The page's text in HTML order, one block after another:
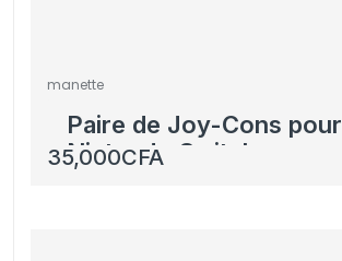
manette
Paire de Joy-Cons pour
Nintendo Switch –
Violet et Jaune
35,000CFA